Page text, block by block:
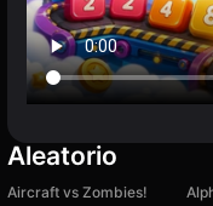
Aleatorio
Aircraft vs Zombies!